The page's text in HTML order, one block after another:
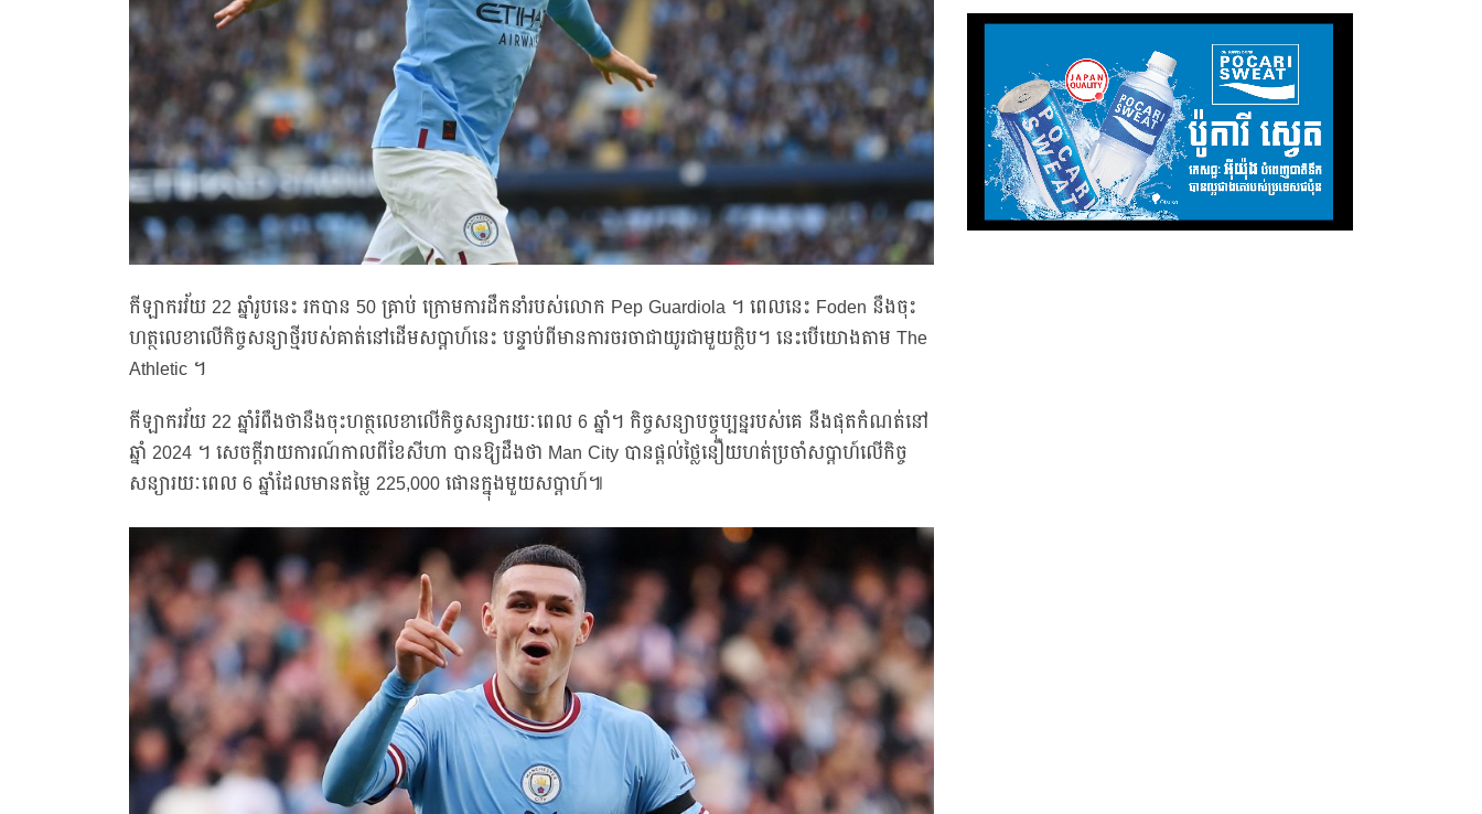
កីឡាករវ័យ 22 ឆ្នាំរូបនេះ រកបាន 50 គ្រាប់ ក្រោមការដឹកនាំរបស់លោក Pep Guardiola ។ ពេលនេះ Foden នឹងចុះ
ហត្ថលេខាលើកិច្ចសន្យាថ្មីរបស់គាត់នៅដើមសប្តាហ៍នេះ បន្ទាប់ពីមានការចរចាជាយូរជាមួយក្លិប។ នេះបើយោងតាម The
Athletic ។
កីឡាករវ័យ 22 ឆ្នាំរំពឹងថានឹងចុះហត្ថលេខាលើកិច្ចសន្យារយៈពេល 6 ឆ្នាំ។ កិច្ចសន្យាបច្ចុប្បន្នរបស់គេ នឹងផុតកំណត់នៅ
ឆ្នាំ 2024 ។ សេចក្ដីរាយការណ៍កាលពីខែសីហា បានឱ្យដឹងថា Man City បានផ្ដល់ថ្លៃនឿយហត់ប្រចាំសប្ដាហ៍លើកិច្ច
សន្យារយៈពេល 6 ឆ្នាំដែលមានតម្លៃ 225,000 ផោនក្នុងមួយសប្តាហ៍៕